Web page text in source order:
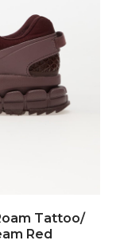
Tattoo/
Red